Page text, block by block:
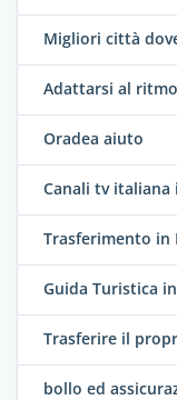
Migliori città
Adattarsi al
Oradea aiuto
Canali tv italiana
Trasferimento in
Guida Turistica
Trasferire il
bollo ed